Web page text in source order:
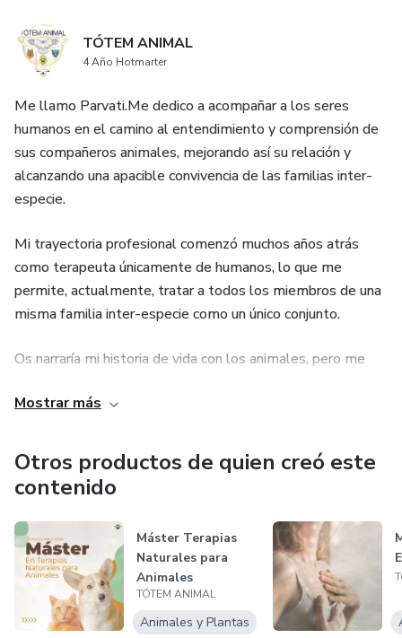
TÓTEM ANIMAL
4 Año Hotmarter
Me llamo Parvati.Me dedico a acompañar a los seres
humanos en el camino al entendimiento y comprensión de
sus compañeros animales, mejorando así su relación y
alcanzando una apacible convivencia de las familias inter-
especie.
Mi trayectoria profesional comenzó muchos años atrás
como terapeuta únicamente de humanos, lo que me
permite, actualmente, tratar a todos los miembros de una
misma familia inter-especie como un único conjunto.
Os narraría mi historia de vida con los animales, pero me
como me siento cuando comparto el camino con ellos.
el universo, conocidas y por conocer. Por eso soy defensora
de los derechos animales. Adoro la naturaleza en su
conjunto y creo que todas las especies animales tienen el
mismo derecho a una vida plena y feliz.
Mi misión de vida es servirlos, darles asistencia y
protegerlos con todo los medios que estén en mis manos.
Para ello utilizo mi propio método, basado en la
Mostrar más
Otros productos de quien creó este
contenido
Máster Terapias
Naturales para
Animales
TÓTEM ANIMAL
Animales y Plantas